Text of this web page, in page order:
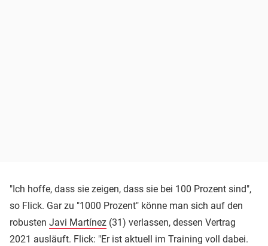
"Ich hoffe, dass sie zeigen, dass sie bei 100 Prozent sind",
so Flick. Gar zu "1000 Prozent" könne man sich auf den
robusten Javi Martínez (31) verlassen, dessen Vertrag
2021 ausläuft. Flick: "Er ist aktuell im Training voll dabei.